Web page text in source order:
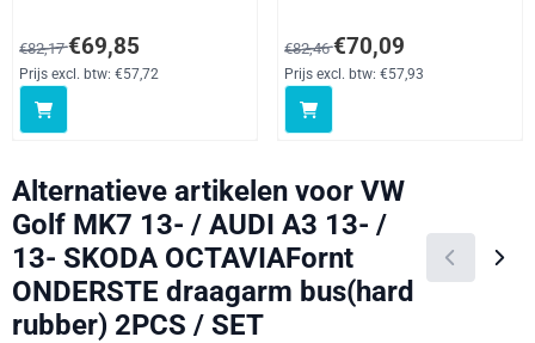
Tarraco, Karoq, Kodiaq,
Octavia, Superb Models,
Arteon, Beetle Models,
Caddy Models, Golf, Jetta
Models, Po
Van 82,17 voor 69,85, exclusief btw: 57,72
€82,17€69,85
Prijs excl. btw: €57,72
Leon Models, Tarraco,
Toledo Models, Karoq,
Kodiaq, Octavia, Superb
Models, Arteon, Beetle
Models, Bora
Van 82,46 voor 70,09, exclusief
€82,46€70,09
Prijs excl. btw: €57,93
Alternatieve artikelen voor VW
Golf MK7 13- / AUDI A3 13- /
13- SKODA OCTAVIAFornt
ONDERSTE draagarm bus(hard
rubber) 2PCS / SET